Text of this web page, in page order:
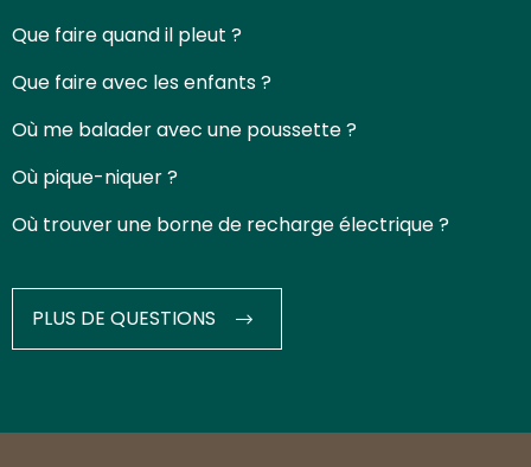
Que faire quand il pleut ?
Que faire avec les enfants ?
Où me balader avec une poussette ?
Où pique-niquer ?
Où trouver une borne de recharge électrique ?
PLUS DE QUESTIONS